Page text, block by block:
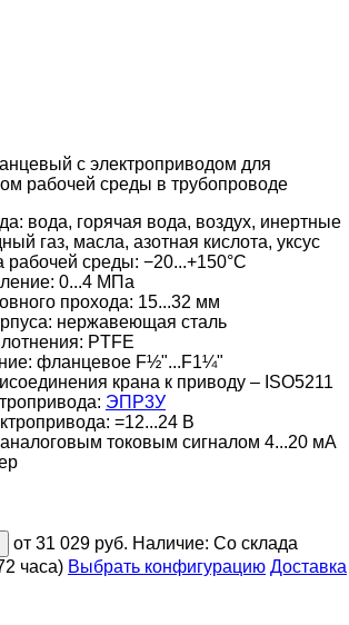
с электроприводом для
рабочей среды в трубопроводе
вода, горячая вода, воздух, инертные
газ, масла, азотная кислота, уксус
рабочей среды: −20...+150°С
0...4 МПа
прохода: 15...32 мм
нержавеющая сталь
PTFE
фланцевое F½"...F1¼"
крана к приводу – ISO5211
ЭПР3У
=12...24 В
токовым сигналом 4...20 мА
от 31 029 руб. Наличие: Со склада
часа) Выбрать конфигурацию Доставка